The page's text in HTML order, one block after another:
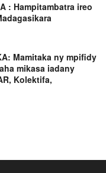
: Hampitambatra ireo
Mamitaka ny mpifidy
mikasa iadany
Kolektifa,